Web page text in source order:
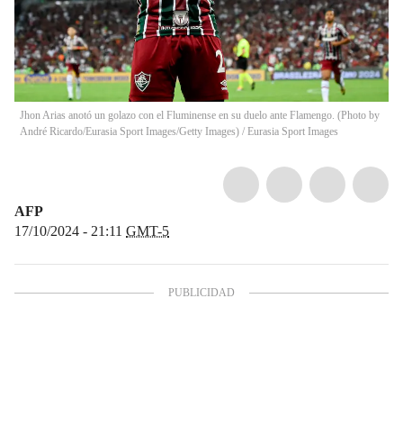
Jhon Arias anotó un golazo con el Fluminense en su duelo ante Flamengo. (Photo by
André Ricardo/Eurasia Sport Images/Getty Images) / Eurasia Sport Images
AFP
17/10/2024 - 21:11 GMT-5